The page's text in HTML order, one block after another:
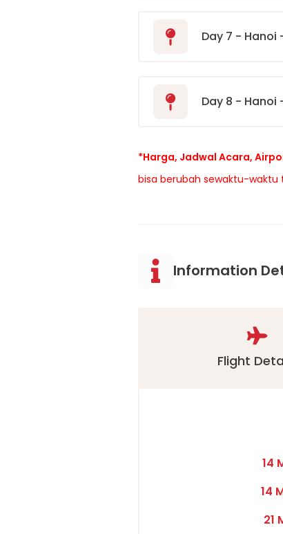
Day 7 - Hanoi
Day 8 - Hanoi
*Harga, Jadwal Acara,
bisa berubah sewaktu-
Information
Flight
14
14
21